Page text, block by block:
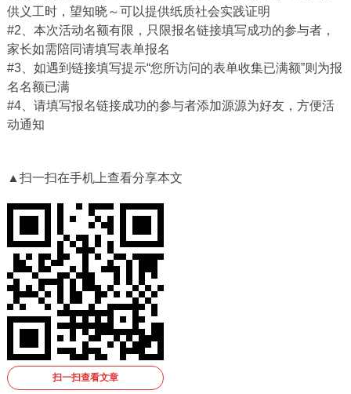
供义工时，望知晓～可以提供纸质社会实践证明
#2、本次活动名额有限，只限报名链接填写成功的参与者，
家长如需陪同请填写表单报名
#3、如遇到链接填写提示“您所访问的表单收集已满额”则为报
名名额已满
#4、请填写报名链接成功的参与者添加源源为好友，方便活
动通知
▲扫一扫在手机上查看分享本文
扫一扫查看文章